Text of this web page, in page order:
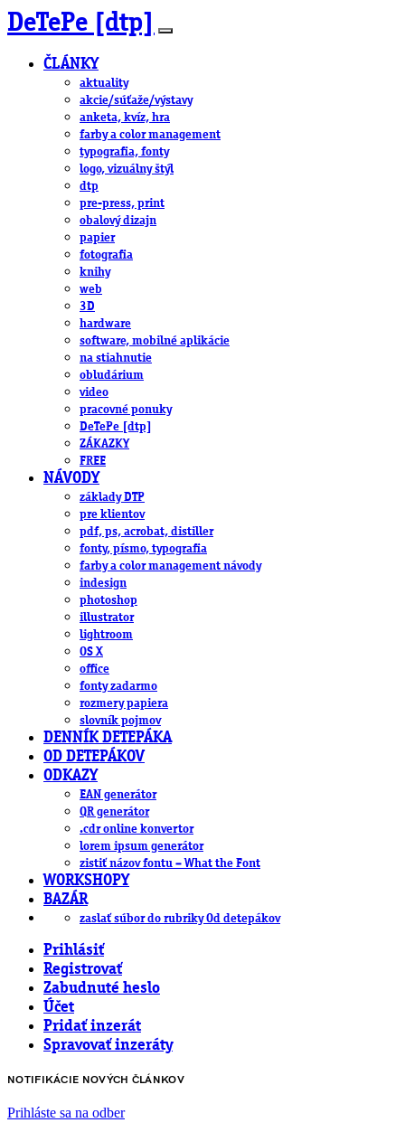
DeTePe [dtp]
ČLÁNKY
aktuality
akcie/súťaže/výstavy
anketa, kvíz, hra
farby a color management
typografia, fonty
logo, vizuálny štýl
dtp
pre-press, print
obalový dizajn
papier
fotografia
knihy
web
3D
hardware
software, mobilné aplikácie
na stiahnutie
obludárium
video
pracovné ponuky
DeTePe [dtp]
ZÁKAZKY
FREE
NÁVODY
základy DTP
pre klientov
pdf, ps, acrobat, distiller
fonty, písmo, typografia
farby a color management návody
indesign
photoshop
illustrator
lightroom
OS X
office
fonty zadarmo
rozmery papiera
slovník pojmov
DENNÍK DETEPÁKA
OD DETEPÁKOV
ODKAZY
EAN generátor
QR generátor
.cdr online konvertor
lorem ipsum generátor
zistiť názov fontu – What the Font
WORKSHOPY
BAZÁR
zaslať súbor do rubriky Od detepákov
Prihlásiť
Registrovať
Zabudnuté heslo
Účet
Pridať inzerát
Spravovať inzeráty
NOTIFIKÁCIE NOVÝCH ČLÁNKOV
Prihláste sa na odber